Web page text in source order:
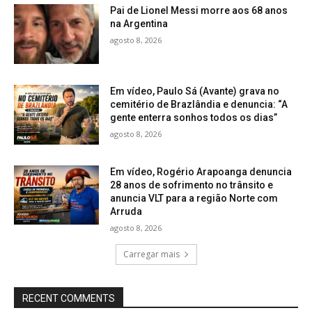
Pai de Lionel Messi morre aos 68 anos
na Argentina
agosto 8, 2026
Em vídeo, Paulo Sá (Avante) grava no
cemitério de Brazlândia e denuncia: “A
gente enterra sonhos todos os dias”
agosto 8, 2026
Em vídeo, Rogério Arapoanga denuncia
28 anos de sofrimento no trânsito e
anuncia VLT para a região Norte com
Arruda
agosto 8, 2026
Carregar mais
RECENT COMMENTS